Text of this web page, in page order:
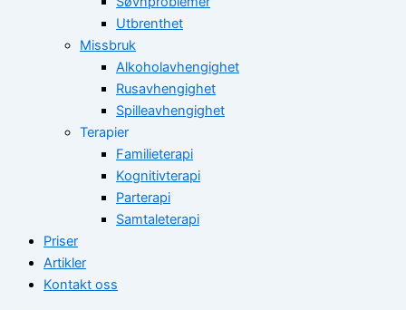
Utbrenthet
Missbruk
Alkoholavhengighet
Rusavhengighet
Spilleavhengighet
Terapier
Familieterapi
Kognitivterapi
Parterapi
Samtaleterapi
Priser
Artikler
Kontakt oss